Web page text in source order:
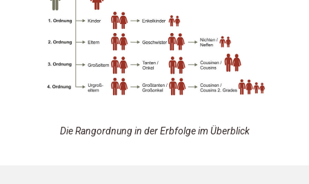
Die Rangordnung in der Erbfolge im Überblick